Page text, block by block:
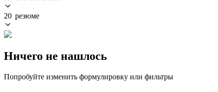
20 резюме
Ничего не нашлось
Попробуйте изменить формулировку или фильтры